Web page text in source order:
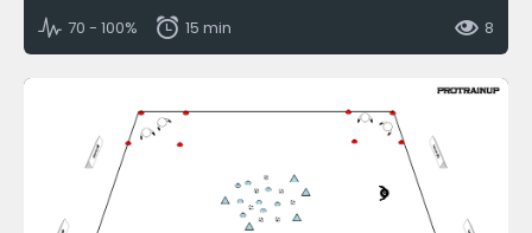
70 - 100% 15 min 8